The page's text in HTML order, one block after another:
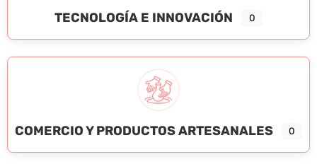
TECNOLOGÍA E INNOVACIÓN 0
COMERCIO Y PRODUCTOS ARTESANALES 0